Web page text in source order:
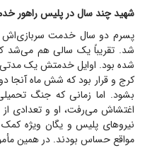
شهید چند سال در پلیس راهور
پسرم دو سال خدمت سربازی‌اش
شد. تقریباً یک سالی هم می‌شد
شده بود. اوایل خدمتش یک مدتی
کرج و قرار بود که شش ماه آنجا
بشود. اما زمانی که جنگ
اغتشاش می‌رفت، او و تعدادی از
نیرو‌های پلیس و یگان ویژه کمک
مواقع حساس بودند. در همین